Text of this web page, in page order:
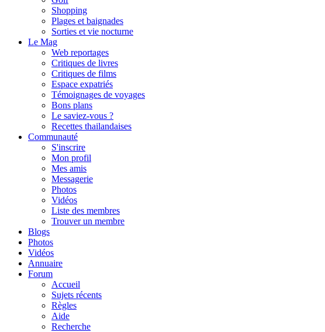
Shopping
Plages et baignades
Sorties et vie nocturne
Le Mag
Web reportages
Critiques de livres
Critiques de films
Espace expatriés
Témoignages de voyages
Bons plans
Le saviez-vous ?
Recettes thailandaises
Communauté
S'inscrire
Mon profil
Mes amis
Messagerie
Photos
Vidéos
Liste des membres
Trouver un membre
Blogs
Photos
Vidéos
Annuaire
Forum
Accueil
Sujets récents
Règles
Aide
Recherche